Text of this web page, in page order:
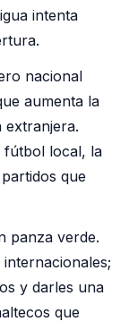
intenta
nacional
aumenta la
extranjera.
fútbol local, la
que
panza verde.
y darles una
que